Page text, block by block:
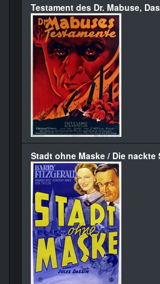
Testament des Dr. Mabuse, Das
Stadt ohne Maske / Die nackte